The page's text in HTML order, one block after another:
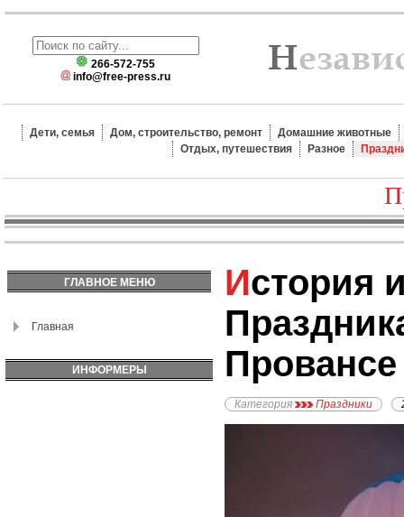
266-572-755
info@free-press.ru
Дети, семья Дом, строительство, ремонт
Домашние животные
Отдых, путешествия
Разное
ГЛАВНОЕ МЕНЮ
Главная
ИНФОРМЕРЫ
История и традиции
Провансе
Категория Праздники